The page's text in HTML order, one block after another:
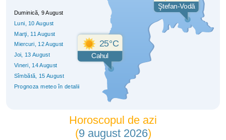
Ştefan-Vodă
25°C
Cahul
Duminică, 9 August
Luni , 10 August
Marţi , 11 August
Miercuri, 12 August
Joi, 13 August
Vineri , 14 August
Sîmbătă , 15 August
Prognoza meteo în detalii
Horoscopul de azi
(9 august 2026)